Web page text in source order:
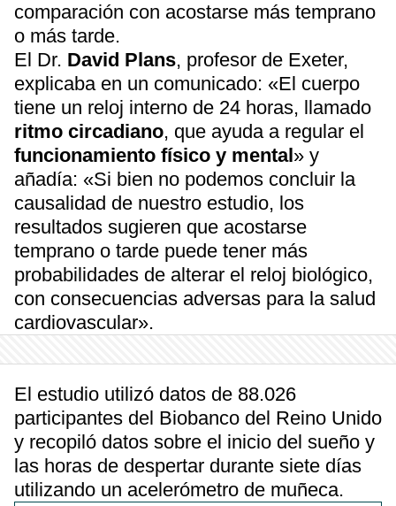
comparación con acostarse más temprano
o más tarde.
El Dr. David Plans, profesor de Exeter,
explicaba en un comunicado: «El cuerpo
tiene un reloj interno de 24 horas, llamado
ritmo circadiano, que ayuda a regular el
funcionamiento físico y mental» y
añadía: «Si bien no podemos concluir la
causalidad de nuestro estudio, los
resultados sugieren que acostarse
temprano o tarde puede tener más
probabilidades de alterar el reloj biológico,
con consecuencias adversas para la salud
cardiovascular».
El estudio utilizó datos de 88.026
participantes del Biobanco del Reino Unido
y recopiló datos sobre el inicio del sueño y
las horas de despertar durante siete días
utilizando un acelerómetro de muñeca.